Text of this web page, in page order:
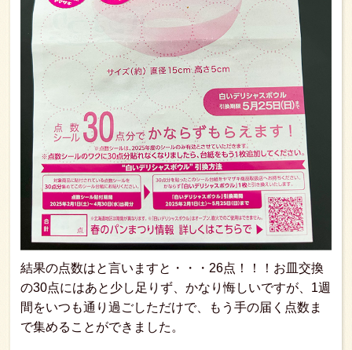
結果の点数はと言いますと・・・26点！！！お皿交換
の30点にはあと少し足りず、かなり悔しいですが、1週
間をいつも通り過ごしただけで、もう手の届く点数ま
で集めることができました。